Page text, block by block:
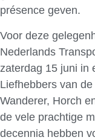
présence geven.
Voor deze
Nederlands
zaterdag 15 juni in
Liefhebbers van
Wanderer, Horch
de vele prachtige
decennia hebben